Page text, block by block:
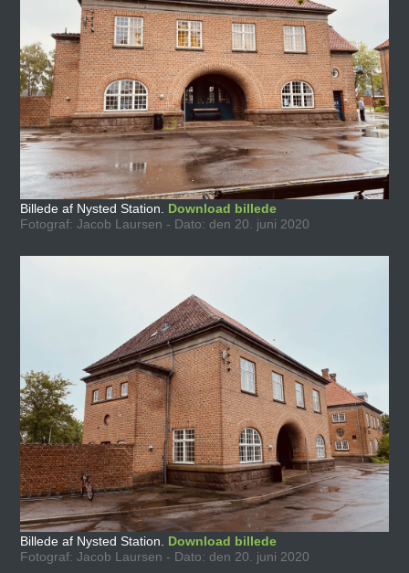
Billede af Nysted Station. Download billede
Fotograf: Jacob Laursen - Dato: den 20. juni 2020
Billede af Nysted Station. Download billede
Fotograf: Jacob Laursen - Dato: den 20. juni 2020